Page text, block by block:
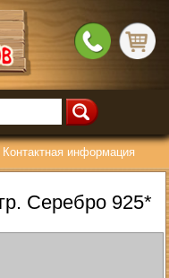
Контактная информация
Серебро 925*